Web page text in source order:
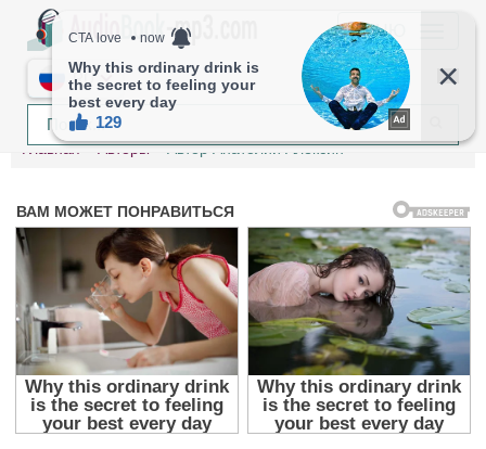
МЕНЮ
RU
Главная Авторы Автор Анатолий Алексин